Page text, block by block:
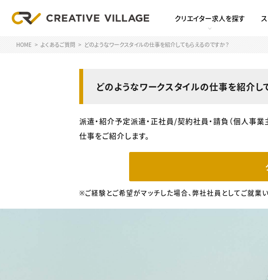
クリエイター求人を探す
HOME よくあるご質問 どのようなワークスタイルの仕事を紹介してもらえるのですか？
どのようなワークスタイルの仕事を紹介し
派遣・紹介予定派遣・正社員/契約社員・請負（個人事
仕事をご紹介します。
※ご経験とご希望がマッチした場合、弊社社員としてご就業い